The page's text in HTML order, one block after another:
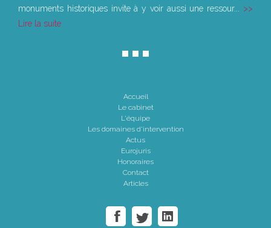
monuments historiques invite à y voir aussi une ressour...
Lire la suite
Accueil
Le cabinet
L'équipe
Les domaines d'intervention
Actus
Eurojuris
Honoraires
Contact
Articles